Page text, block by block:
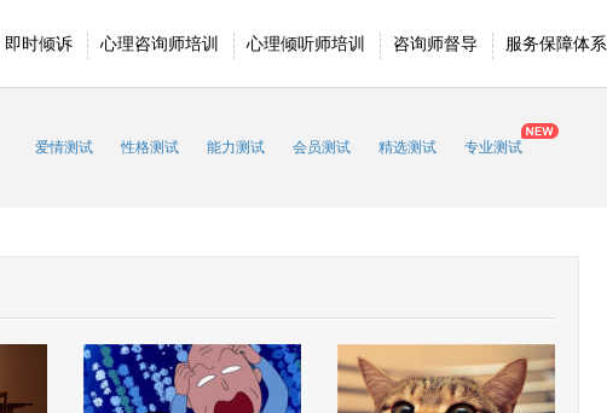
即时倾诉 心理咨询师培训 心理倾听师培训 咨询师督导 服务保障体系
爱情测试 性格测试 能力测试 会员测试 精选测试 专业测试